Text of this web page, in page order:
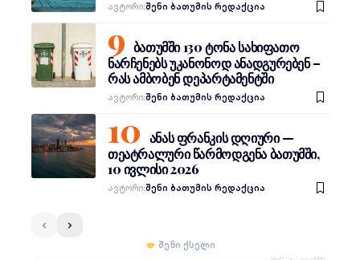
Ავტორი:შენი ბათუმის რედაქცია
ბათუმში 130 ტონა სახიფათო
ნარჩენებს უკანონოდ ანადგურებენ –
რას ამბობენ დეპარტამენტში
Ავტორი:შენი ბათუმის რედაქცია
ანას ფრანკის დღიური —
თეატრალური წარმოდგენა ბათუმში,
10 ივლისი 2026
Ავტორი:შენი ბათუმის რედაქცია
შენი ქსელი